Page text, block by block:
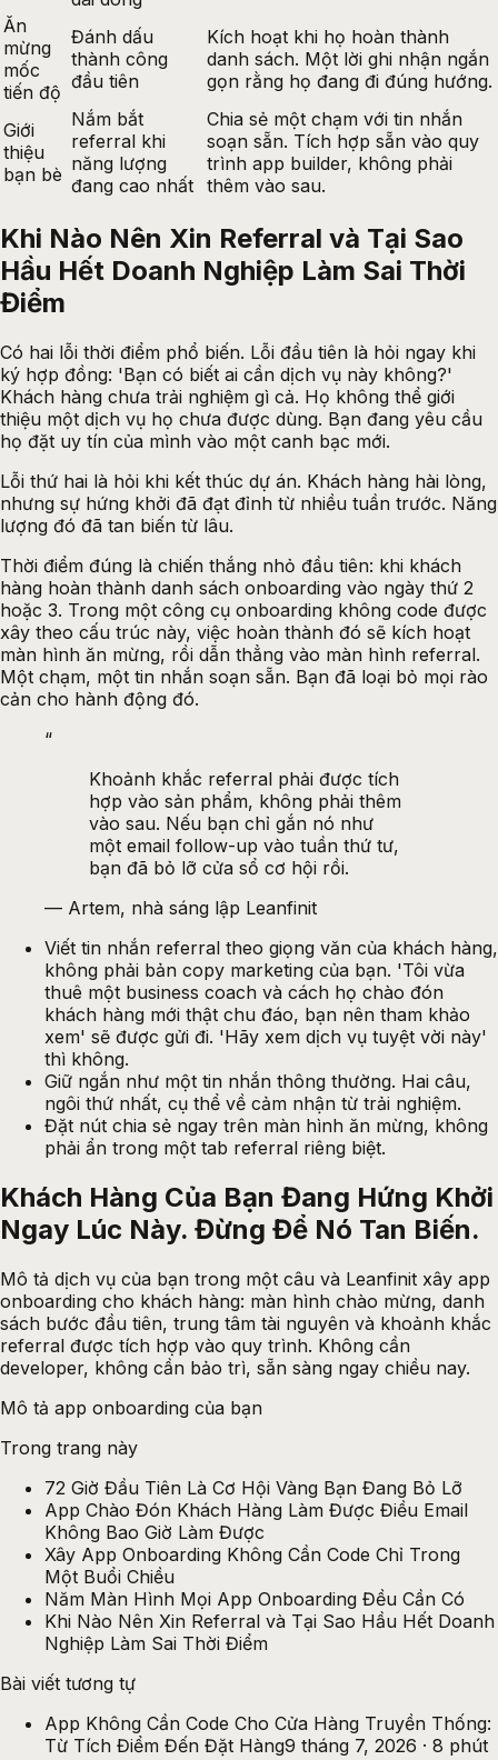
Ăn
mừng
mốc
tiến độ
Đánh dấu
thành công
đầu tiên
Kích hoạt khi họ hoàn thành
danh sách. Một lời ghi nhận ngắn
gọn rằng họ đang đi đúng hướng.
Giới
thiệu
bạn bè
Nắm bắt
referral khi
năng lượng
đang cao nhất
Chia sẻ một chạm với tin nhắn
soạn sẵn. Tích hợp sẵn vào quy
trình app builder, không phải
thêm vào sau.
Khi Nào Nên Xin Referral và Tại Sao
Hầu Hết Doanh Nghiệp Làm Sai Thời
Điểm
Có hai lỗi thời điểm phổ biến. Lỗi đầu tiên là hỏi ngay khi
ký hợp đồng: 'Bạn có biết ai cần dịch vụ này không?'
Khách hàng chưa trải nghiệm gì cả. Họ không thể giới
thiệu một dịch vụ họ chưa được dùng. Bạn đang yêu cầu
họ đặt uy tín của mình vào một canh bạc mới.
Lỗi thứ hai là hỏi khi kết thúc dự án. Khách hàng hài lòng,
nhưng sự hứng khởi đã đạt đỉnh từ nhiều tuần trước. Năng
lượng đó đã tan biến từ lâu.
Thời điểm đúng là chiến thắng nhỏ đầu tiên: khi khách
hàng hoàn thành danh sách onboarding vào ngày thứ 2
hoặc 3. Trong một công cụ onboarding không code được
xây theo cấu trúc này, việc hoàn thành đó sẽ kích hoạt
màn hình ăn mừng, rồi dẫn thẳng vào màn hình referral.
Một chạm, một tin nhắn soạn sẵn. Bạn đã loại bỏ mọi rào
cản cho hành động đó.
“
Khoảnh khắc referral phải được tích
hợp vào sản phẩm, không phải thêm
vào sau. Nếu bạn chỉ gắn nó như
một email follow-up vào tuần thứ tư,
bạn đã bỏ lỡ cửa sổ cơ hội rồi.
— Artem, nhà sáng lập Leanfinit
Viết tin nhắn referral theo giọng văn của khách hàng,
không phải bản copy marketing của bạn. 'Tôi vừa
thuê một business coach và cách họ chào đón
khách hàng mới thật chu đáo, bạn nên tham khảo
xem' sẽ được gửi đi. 'Hãy xem dịch vụ tuyệt vời này'
thì không.
Giữ ngắn như một tin nhắn thông thường. Hai câu,
ngôi thứ nhất, cụ thể về cảm nhận từ trải nghiệm.
Đặt nút chia sẻ ngay trên màn hình ăn mừng, không
phải ẩn trong một tab referral riêng biệt.
Khách Hàng Của Bạn Đang Hứng Khởi
Ngay Lúc Này. Đừng Để Nó Tan Biến.
Mô tả dịch vụ của bạn trong một câu và Leanfinit xây app
onboarding cho khách hàng: màn hình chào mừng, danh
sách bước đầu tiên, trung tâm tài nguyên và khoảnh khắc
referral được tích hợp vào quy trình. Không cần
developer, không cần bảo trì, sẵn sàng ngay chiều nay.
Mô tả app onboarding của bạn
Trong trang này
72 Giờ Đầu Tiên Là Cơ Hội Vàng Bạn Đang Bỏ Lỡ
App Chào Đón Khách Hàng Làm Được Điều Email
Không Bao Giờ Làm Được
Xây App Onboarding Không Cần Code Chỉ Trong
Một Buổi Chiều
Năm Màn Hình Mọi App Onboarding Đều Cần Có
Khi Nào Nên Xin Referral và Tại Sao Hầu Hết Doanh
Nghiệp Làm Sai Thời Điểm
Bài viết tương tự
App Không Cần Code Cho Cửa Hàng Truyền Thống:
Từ Tích Điểm Đến Đặt Hàng9 tháng 7, 2026 · 8 phút